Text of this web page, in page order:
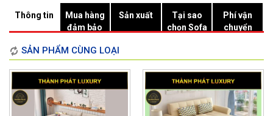
Thông tin
Mua hàng
đảm bảo
Sản xuất
Tại sao
chọn Sofa
Phí vận
chuyển
SẢN PHẨM CÙNG LOẠI